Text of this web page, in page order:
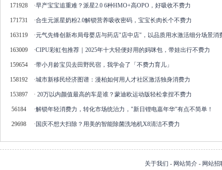
171928 ·早产宝宝追重难？派星2.0 6种HMO+高OPO，好吸收不费力
171731 ·合生元派星奶粉2.0解锁营养吸收密码，宝宝长肉长个不费力
163119 ·元气先锋创新布局母婴店与药店"店中店"，以品质用水激活细分场景消
163009 ·CIPU彩虹包推荐｜2025年十大轻便好用的妈咪包，带娃出行不费力
159654 ·带小月龄宝贝去田野民宿，我学会了「不费力育儿」
158192 ·城市新移民经济图谱：漫柏如何用人才社区激活独身消费力
153897 · 20万以内颜值最高的车是谁？蒙迪欧运动版轻松拿捏不费力
56184 ·解锁年轻消费力，转化市场统治力，"新日锂电嘉年华"有点不简单！
29698 · 国庆不想大扫除？用美的智能除菌洗地机X8清洁不费力
关于我们 - 网站简介 - 网站招